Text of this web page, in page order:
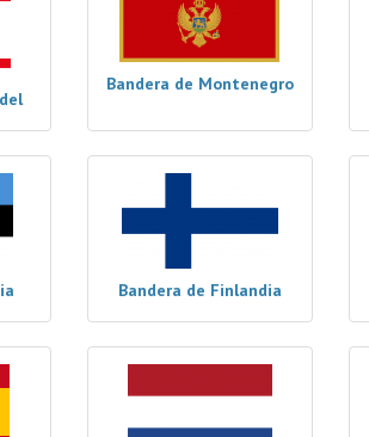
Bandera de Montenegro
Bandera de Finlandia